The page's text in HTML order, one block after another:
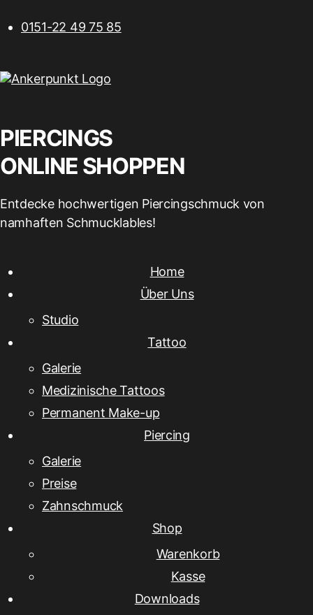
0151-22 49 75 85
PIERCINGS
ONLINE SHOPPEN
Entdecke hochwertigen Piercingschmuck von
namhaften Schmucklables!
Home
Über Uns
Studio
Tattoo
Galerie
Medizinische Tattoos
Permanent Make-up
Piercing
Galerie
Preise
Zahnschmuck
Shop
Warenkorb
Kasse
Downloads